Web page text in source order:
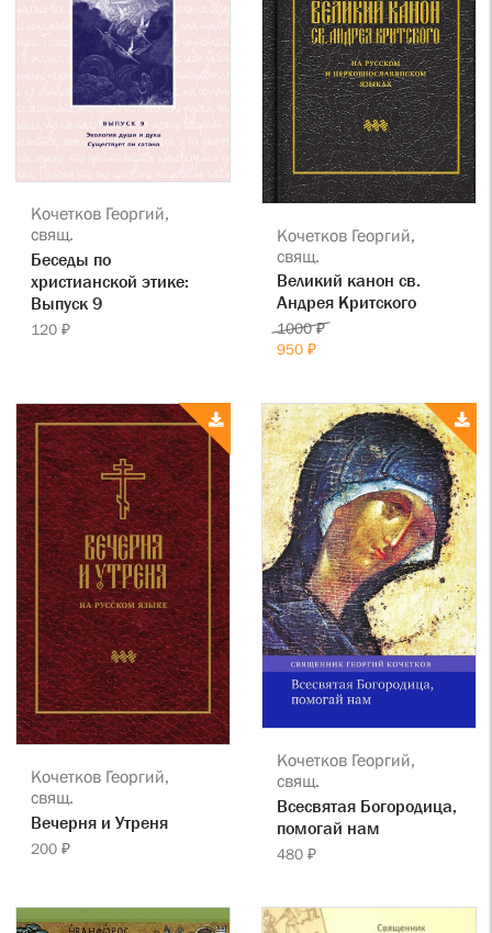
Кочетков Георгий,
свящ.
Беседы по
христианской этике:
Выпуск 9
120 ₽
Кочетков Георгий,
свящ.
Великий канон св.
Андрея Критского
1000 ₽
950 ₽
Кочетков Георгий,
свящ.
Вечерня и Утреня
200 ₽
Кочетков Георгий,
свящ.
Всесвятая Богородица,
помогай нам
480 ₽